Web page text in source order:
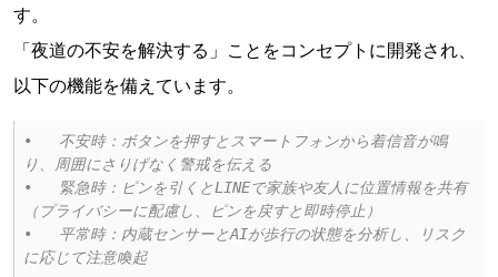
す。
「夜道の不安を解決する」ことをコンセプトに開発され、
以下の機能を備えています。
•	不安時：ボタンを押すとスマートフォンから着信音が鳴
り、周囲にさりげなく警戒を伝える
•	緊急時：ピンを引くとLINEで家族や友人に位置情報を共有
（プライバシーに配慮し、ピンを戻すと即時停止）
•	平常時：内蔵センサーとAIが歩行の状態を分析し、リスク